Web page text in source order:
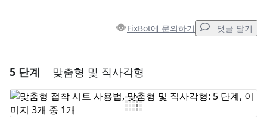
FixBot에 문의하기 댓글 달기
댓글 달기
댓글 쓰기
5 단계 맞춤형 및 직사각형